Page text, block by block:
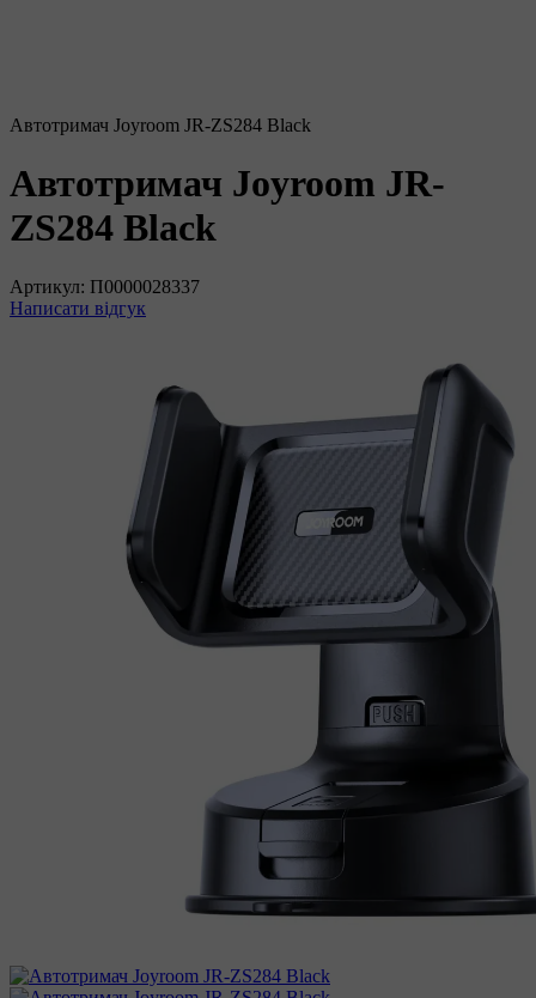
Автотримач Joyroom JR-ZS284 Black
Автотримач Joyroom JR-
ZS284 Black
Артикул: П0000028337
Написати відгук